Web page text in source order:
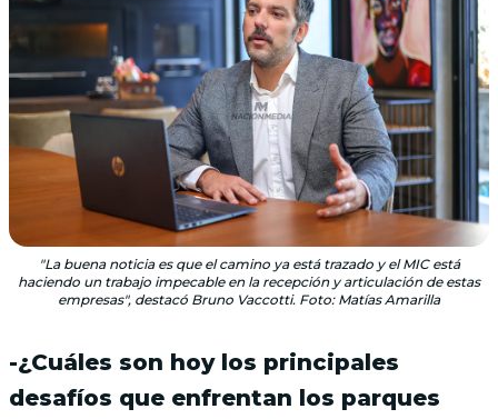
"La buena noticia es que el camino ya está trazado y el MIC está
haciendo un trabajo impecable en la recepción y articulación de estas
empresas", destacó Bruno Vaccotti. Foto: Matías Amarilla
-¿Cuáles son hoy los principales
desafíos que enfrentan los parques